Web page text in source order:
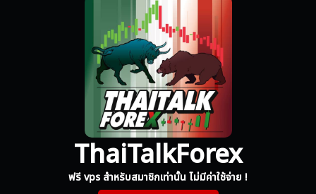
ThaiTalkForex
ฟรี vps สำหรับสมาชิกเท่านั้น ไม่มีค่าใช้จ่าย !